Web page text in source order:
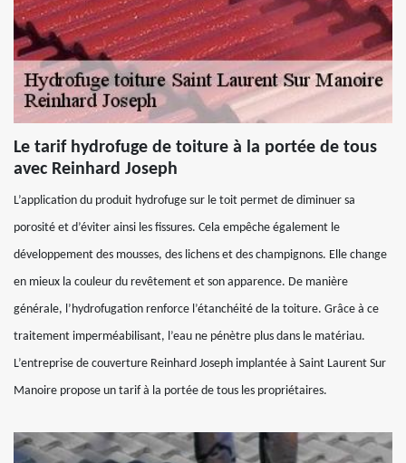
Le tarif hydrofuge de toiture à la portée de tous
avec Reinhard Joseph
L’application du produit hydrofuge sur le toit permet de diminuer sa
porosité et d’éviter ainsi les fissures. Cela empêche également le
développement des mousses, des lichens et des champignons. Elle change
en mieux la couleur du revêtement et son apparence. De manière
générale, l’hydrofugation renforce l’étanchéité de la toiture. Grâce à ce
traitement imperméabilisant, l’eau ne pénètre plus dans le matériau.
L’entreprise de couverture Reinhard Joseph implantée à Saint Laurent Sur
Manoire propose un tarif à la portée de tous les propriétaires.